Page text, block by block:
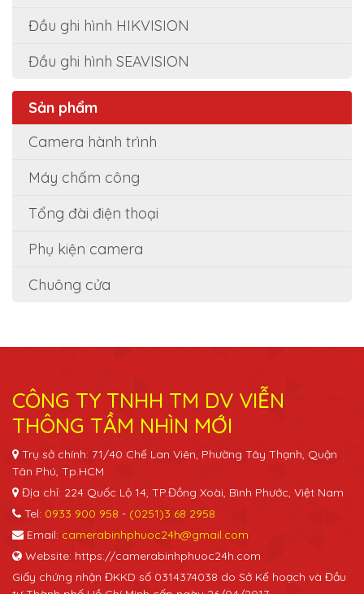
Đầu ghi hình HIKVISION
Đầu ghi hình SEAVISION
Sản phẩm
Camera hành trình
Máy chấm công
Tổng đài điện thoại
Phụ kiện camera
Chuông cửa
CÔNG TY TNHH TM DV VIỄN
THÔNG TẦM NHÌN MỚI
Trụ sở chính: 71/40 Chế Lan Viên, Phường Tây Thạnh, Quận
Tân Phú, Tp.HCM
Địa chỉ: 224 Quốc Lộ 14, TP.Đồng Xoài, Bình Phước, Việt Nam
Tel: 0933 900 958 - (0251)3 68 2958
Email: camerabinhphuoc24h@gmail.com
Website: https://camerabinhphuoc24h.com
Giấy chứng nhận ĐKKD số 0314374038 do Sở Kế hoạch và Đầu